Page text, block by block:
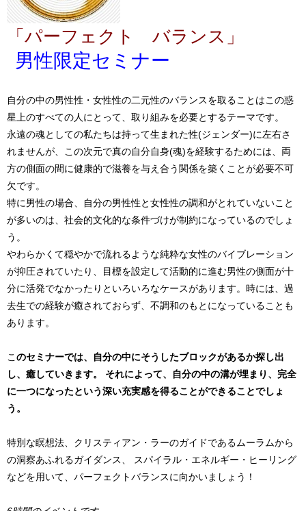
「パーフェクト バランス」
男性限定セミナー
自分の中の男性性・女性性の二元性のバランスを取ることはこの惑
星上のすべての人にとって、取り組みを必要とするテーマです。
永遠の魂としての私たちは持って生まれた性(ジェンダー)に左右さ
れませんが、この次元で真の自分自身(魂)を経験するためには、両
方の側面の間に健康的で滋養を与え合う関係を築くことが必要不可
欠です。
特に男性の場合、自分の男性性と女性性の調和がとれていないこと
が多いのは、社会的文化的な条件づけが制約になっているのでしょ
う。
やわらかくて穏やかで流れるような純粋な女性のバイブレーション
が抑圧されていたり、目標を設定して活動的に進む男性の側面が十
分に活発でなかったりといろいろなケースがあります。時には、過
去生での経験が癒されておらず、不調和のもとになっていることも
あります。
こ のセミナーでは、自分の中にそうしたブロックがあるか探し出
し、癒していきます。 それによって、自分の中の溝が埋まり、完全
に一つになったという深い充実感を得ることができることでしょ
う。
特別な瞑想法、クリスティアン・ラーのガイドであるムーラムから
の洞察あふれるガイダンス、 スパイラル・エネルギー・ヒーリング
などを用いて、パーフェクトバランスに向かいましょう！